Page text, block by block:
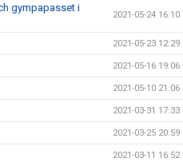
gympapasset i
2021-05-24 16:10
2021-05-23 12:29
2021-05-16 19:06
2021-05-10 21:06
2021-03-31 17:33
2021-03-25 20:59
2021-03-11 16:52